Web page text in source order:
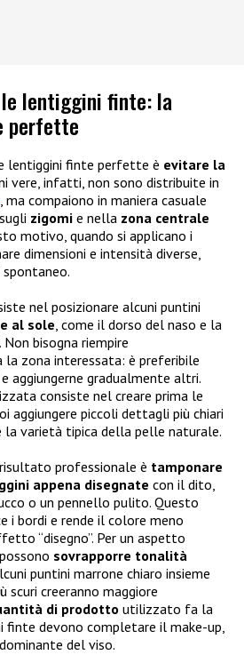
le lentiggini finte: la
perfette
lentiggini finte perfette è evitare la
vere, infatti, non sono distribuite in
, ma compaiono in maniera casuale
zigomi e nella zona centrale
motivo, quando si applicano i
dimensioni e intensità diverse,
nel posizionare alcuni puntini
al sole, come il dorso del naso e la
bisogna riempire
zona interessata: è preferibile
aggiungerne gradualmente altri.
consiste nel creare prima le
aggiungere piccoli dettagli più chiari
la varietà tipica della pelle naturale.
professionale è tamponare
appena disegnate con il dito,
o un pennello pulito. Questo
i bordi e rende il colore meno
“disegno”. Per un aspetto
sovrapporre tonalità
puntini marrone chiaro insieme
scuri creeranno maggiore
di prodotto utilizzato fa la
finte devono completare il make-up,
del viso.